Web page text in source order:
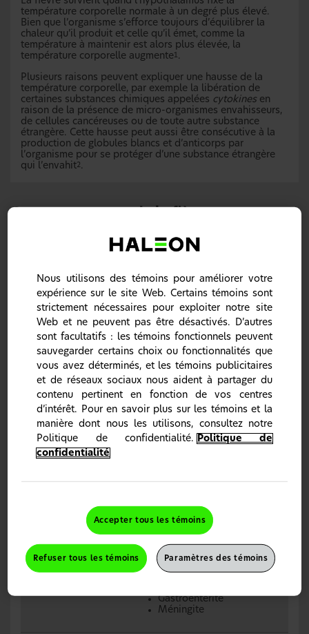
température corporelle normale à un degré plus élevé.
Bien que l’organisme s’efforce toujours d’équilibrer la
chaleur qu’il produit et celle qu’il émet, comme la
température à maintenir est alors plus élevée, la
température corporelle augmente1 .
Plusieurs raisons peuvent expliquer une hausse de la
température corporelle, par exemple la libération de
certaines substances chimiques appelées cytokines en
raison de la présence de micro-organismes envahisseurs,
de cellules cancéreuses ou de toute autre substance
étrangère. Cette hausse peut aussi être consécutive à la
production de globules blancs et d’anticorps par
l’organisme pour se protéger d’une substance étrangère
qui l’envahit 2 .
Causes courantes de la fièvre
Causes infectieuses de la fièvre
Toute forme d’infection peut pousser le corps à réagir en
produisant une élévation de sa température. Il peut s’agir
d’une infection virale ou bactérienne, par exemple 3,4 :
Rhume
Gastroentérite
Infections
bactériennes
Dysenterie
Pneumonie bactérienne
Tuberculose
Infections des voies
urinaires
Gastroentérite
Méningite
Nous utilisons des témoins pour améliorer votre
expérience sur le site Web. Certains témoins sont
strictement nécessaires pour exploiter notre site
Web et ne peuvent pas être désactivés. D’autres
sont facultatifs : les témoins fonctionnels peuvent
sauvegarder certains choix ou fonctionnalités que
vous avez déterminés, et les témoins publicitaires
et de réseaux sociaux nous aident à partager du
contenu pertinent en fonction de vos centres
d’intérêt. Pour en savoir plus sur les témoins et la
manière dont nous les utilisons, consultez notre
Politique de confidentialité.
Politique de
confidentialité
Accepter tous les témoins
Refuser tous les témoins Paramètres des témoins